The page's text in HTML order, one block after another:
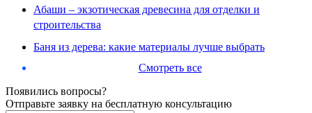
Абаши – экзотическая древесина для отделки и
строительства
Баня из дерева: какие материалы лучше выбрать
Смотреть все
Появились вопросы?
Отправьте заявку на бесплатную консультацию